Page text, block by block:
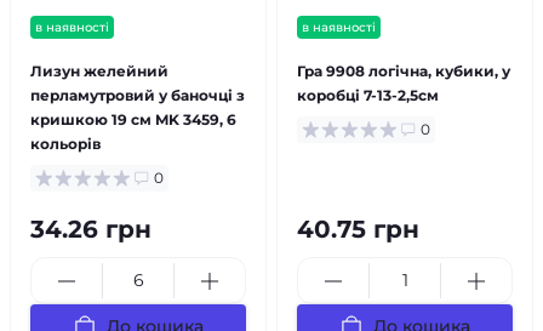
в наявності
Лизун желейний
перламутровий у баночці з
кришкою 19 см MK 3459, 6
кольорів
0
34.26 грн
До кошика
в наявності
Гра 9908 логічна, кубики, у
коробці 7-13-2,5см
0
40.75 грн
До кошика